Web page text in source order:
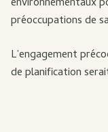
préoccupations de
L’engagement
de planification